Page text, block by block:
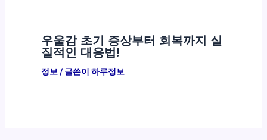
우울감 초기 증상부터 회복까지 실
질적인 대응법!
정보/ 글쓴이 하루정보